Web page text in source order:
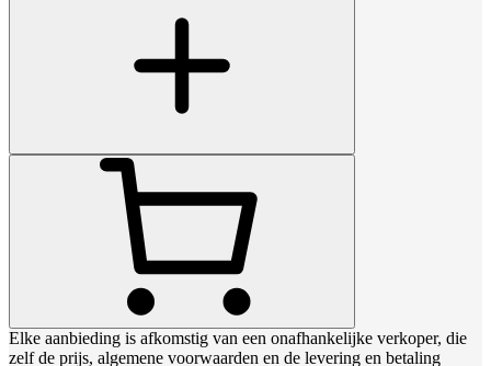
Elke aanbieding is afkomstig van een onafhankelijke verkoper, die
zelf de prijs, algemene voorwaarden en de levering en betaling